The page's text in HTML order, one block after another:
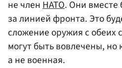
не членНАТО. Они вместе
за линией фронта. Это
сложение оружия с обеих
могут быть вовлечены, но
а не военная.